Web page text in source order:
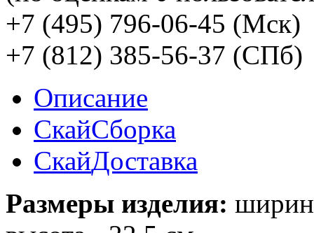
+7 (495) 796-06-45 (Мск)
+7 (812) 385-56-37 (СПб)
Описание
СкайСборка
СкайДоставка
Размеры изделия: